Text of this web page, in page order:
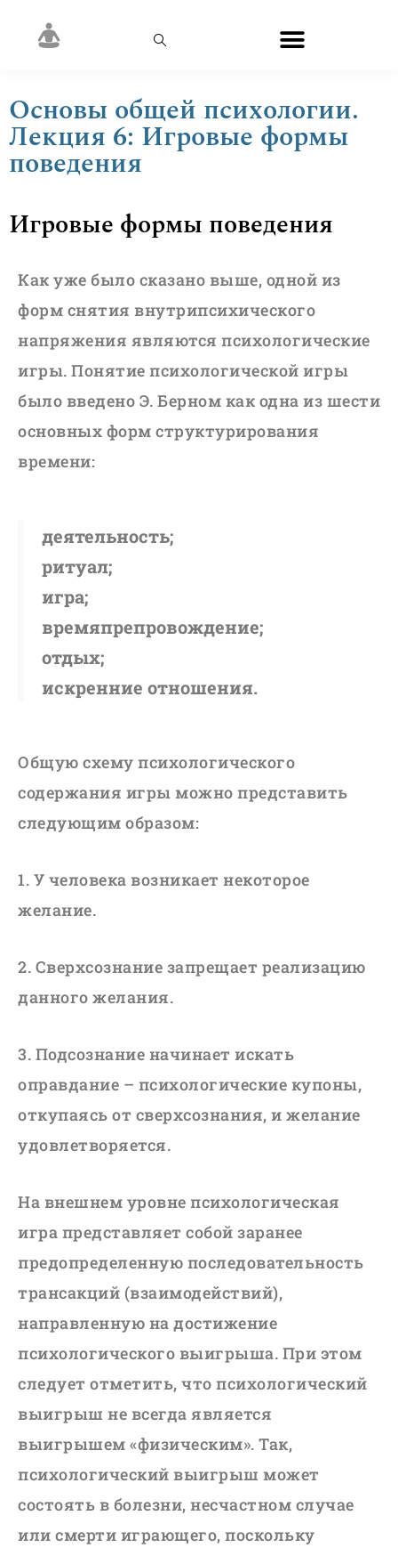
Основы общей психологии.
Лекция 6: Игровые формы
поведения
Игровые формы поведения
Как уже было сказано выше, одной из
форм снятия внутрипсихического
напряжения являются психологические
игры. Понятие психологической игры
было введено Э. Берном как одна из шести
основных форм структурирования
времени:
деятельность;
ритуал;
игра;
времяпрепровождение;
отдых;
искренние отношения.
Общую схему психологического
содержания игры можно представить
следующим образом:
1. У человека возникает некоторое
желание.
2. Сверхсознание запрещает реализацию
данного желания.
3. Подсознание начинает искать
оправдание – психологические купоны,
откупаясь от сверхсознания, и желание
удовлетворяется.
На внешнем уровне психологическая
игра представляет собой заранее
предопределенную последовательность
трансакций (взаимодействий),
направленную на достижение
психологического выигрыша. При этом
следует отметить, что психологический
выигрыш не всегда является
выигрышем «физическим». Так,
психологический выигрыш может
состоять в болезни, несчастном случае
или смерти играющего, поскольку